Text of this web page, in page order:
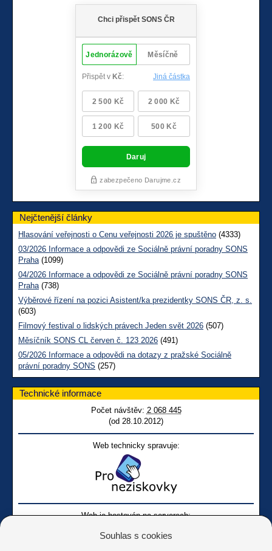
Nejčtenější články
Hlasování veřejnosti o Cenu veřejnosti 2026 je spuštěno (4333)
03/2026 Informace a odpovědi ze Sociálně právní poradny SONS
Praha(1099)
04/2026 Informace a odpovědi ze Sociálně právní poradny SONS
Praha(738)
Výběrové řízení na pozici Asistent/ka prezidentky SONS ČR, z. s.
(603)
Filmový festival o lidských právech Jeden svět 2026 (507)
Měsíčník SONS CL červen č. 123 2026 (491)
05/2026 Informace a odpovědi na dotazy z pražské Sociálně
právní poradny SONS (257)
Technické informace
Počet návštěv: 2 068 445
(od 28.10.2012)
Web technicky spravuje:
Web je hostován na serverech:
Souhlas s cookies